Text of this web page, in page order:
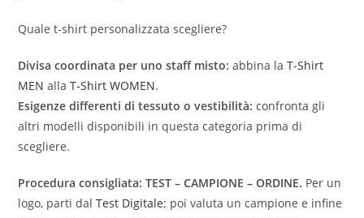
Quale t-shirt personalizzata scegliere?
Divisa coordinata per uno staff misto: abbina laT-Shirt
MEN allaT-Shirt WOMEN.
Esigenze differenti di tessuto o vestibilità: confronta gli
altri modelli disponibili in questa categoria prima di
scegliere.
Procedura consigliata: TEST – CAMPIONE – ORDINE. Per un
logo, parti dalTest Digitale; poi valuta un campione e infine